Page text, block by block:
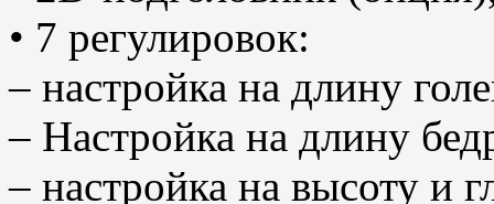
• 7 регулировок:
– настройка на длину
– Настройка на длину
– настройка на высоту и